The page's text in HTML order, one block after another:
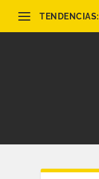
TENDENCIAS: